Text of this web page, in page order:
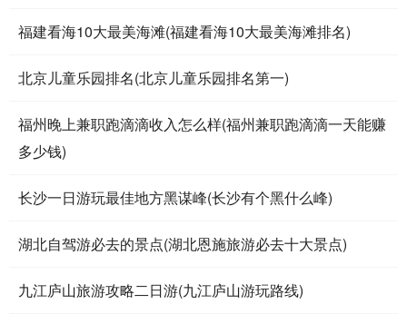
福建看海10大最美海滩(福建看海10大最美海滩排名)
北京儿童乐园排名(北京儿童乐园排名第一)
福州晚上兼职跑滴滴收入怎么样(福州兼职跑滴滴一天能赚
多少钱)
长沙一日游玩最佳地方黑谋峰(长沙有个黑什么峰)
湖北自驾游必去的景点(湖北恩施旅游必去十大景点)
九江庐山旅游攻略二日游(九江庐山游玩路线)